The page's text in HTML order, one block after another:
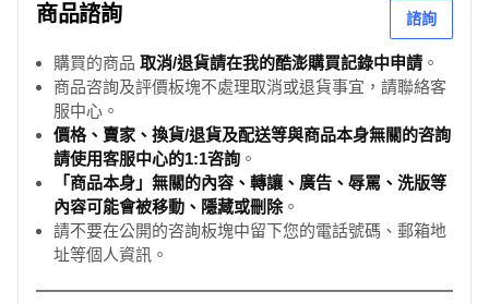
商品諮詢 諮詢
購買的商品 取消/退貨請在我的酷澎購買記錄中申請 。
商品咨詢及評價板塊不處理取消或退貨事宜，請聯絡客
服中心。
價格、賣家、換貨/退貨及配送等與商品本身無關的咨詢
請使用客服中心的1:1咨詢 。
「商品本身」無關的內容、轉讓、廣告、辱罵、洗版等
內容可能會被移動、隱藏或刪除。
請不要在公開的咨詢板塊中留下您的電話號碼、郵箱地
址等個人資訊。